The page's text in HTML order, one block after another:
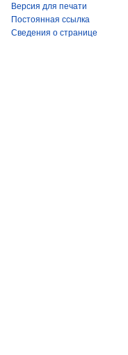
Версия для печати
Постоянная ссылка
Сведения о странице